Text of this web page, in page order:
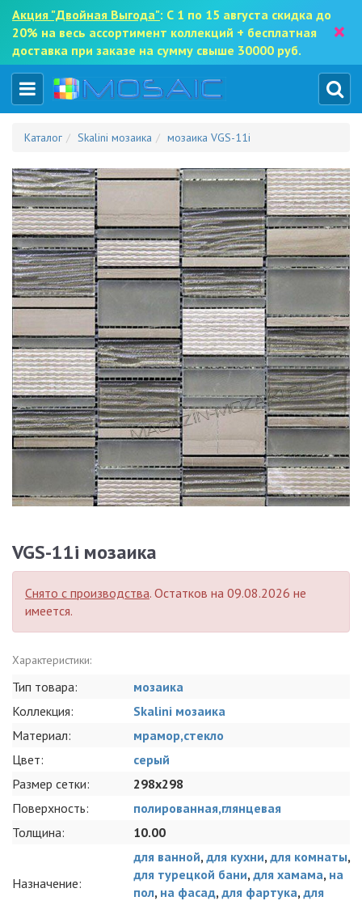
Акция "Двойная Выгода": С 1 по 15 августа скидка до
20% на весь ассортимент коллекций + бесплатная
доставка при заказе на сумму свыше 30000 руб.
×
Каталог Skalini мозаика мозаика VGS-11i
VGS-11i мозаика
Снято с производства. Остатков на 09.08.2026 не
имеется.
Характеристики:
Тип товара:
мозаика
Коллекция:
Skalini мозаика
Материал:
мрамор,стекло
Цвет:
серый
Размер сетки:
298x298
Поверхность:
полированная,глянцевая
Толщина:
10.00
Назначение:
для ванной, для кухни, для комнаты,
для турецкой бани, для хамама, на
пол, на фасад, для фартука, для